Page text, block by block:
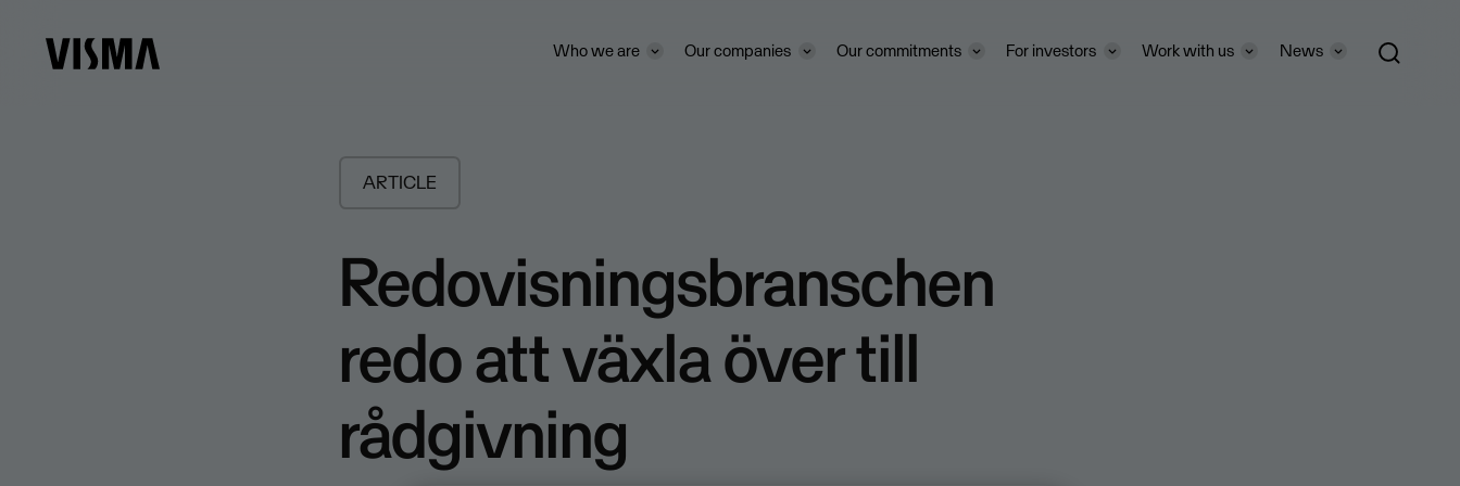
Who we are Our companies Our commitments For investors Work with us News
ARTICLE
Redovisningsbranschen
redo att växla över till
rådgivning